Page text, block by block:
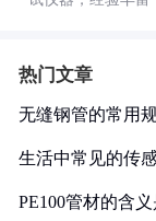
热门文章
无缝钢管的常用
生活中常见的传
PE100管材的含